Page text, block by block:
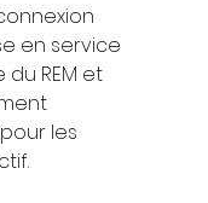
en service
du REM et
les